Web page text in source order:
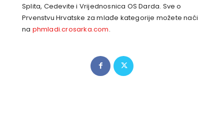
Splita, Cedevite i Vrijednosnica OS Darda. Sve o
Prvenstvu Hrvatske za mlađe kategorije možete naći
na phmladi.crosarka.com.